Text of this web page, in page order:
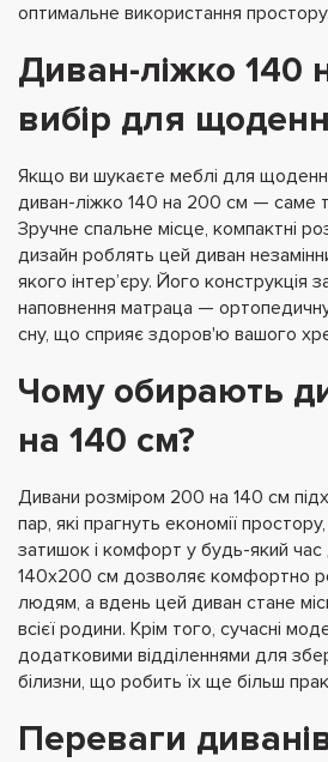
оптимальне використання простору.
Диван-ліжко 140
вибір для
Якщо ви шукаєте меблі для
диван-ліжко 140 на 200 см — саме
Зручне спальне місце, компактні
дизайн роблять цей диван
якого інтер’єру. Його конструкція
наповнення матраца —
сну, що сприяє здоров'ю вашого
Чому обирають
на 140 см?
Дивани розміром 200 на 140 см
пар, які прагнуть економії
затишок і комфорт у будь-який
140х200 см дозволяє комфортно
людям, а вдень цей диван стане
всієї родини. Крім того, сучасні
додатковими відділеннями для
білизни, що робить їх ще більш
Переваги диванів